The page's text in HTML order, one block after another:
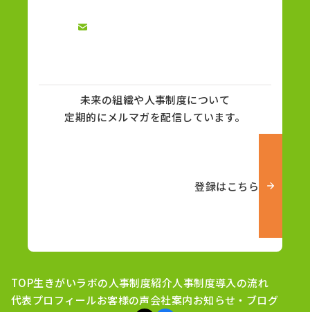
未来の組織や人事制度について
定期的にメルマガを配信しています。
登録はこちら
TOP生きがいラボの人事制度紹介人事制度導入の流れ
代表プロフィールお客様の声会社案内お知らせ・ブログ